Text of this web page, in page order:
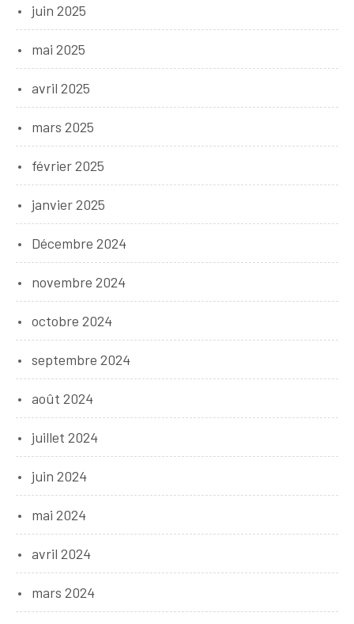
juin 2025
mai 2025
avril 2025
mars 2025
février 2025
janvier 2025
Décembre 2024
novembre 2024
octobre 2024
septembre 2024
août 2024
juillet 2024
juin 2024
mai 2024
avril 2024
mars 2024